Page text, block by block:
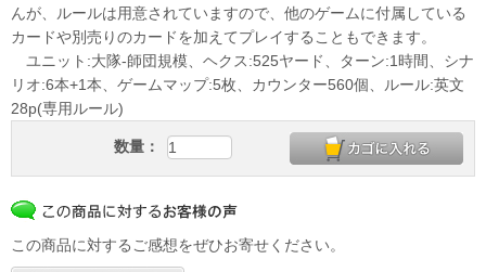
んが、ルールは用意されていますので、他のゲームに付属している
カードや別売りのカードを加えてプレイすることもできます。
ユニット:大隊-師団規模、ヘクス:525ヤード、ターン:1時間、シナ
リオ:6本+1本、ゲームマップ:5枚、カウンター560個、ルール:英文
28p(専用ルール)
数量：
この商品に対するご感想をぜひお寄せください。